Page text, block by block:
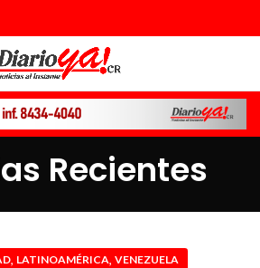
Recientes
, LATINOAMÉRICA, VENEZUELA